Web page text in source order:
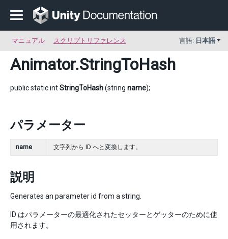
マニュアル スクリプトリファレンス 言語: 日本語
Animator.StringToHash
public static intStringToHash(string name);
パラメーター
name 文字列から ID へと変換します。
説明
Generates an parameter id from a string.
ID はパラメーターの最適化されたセッターとゲッターのために使
用されます。